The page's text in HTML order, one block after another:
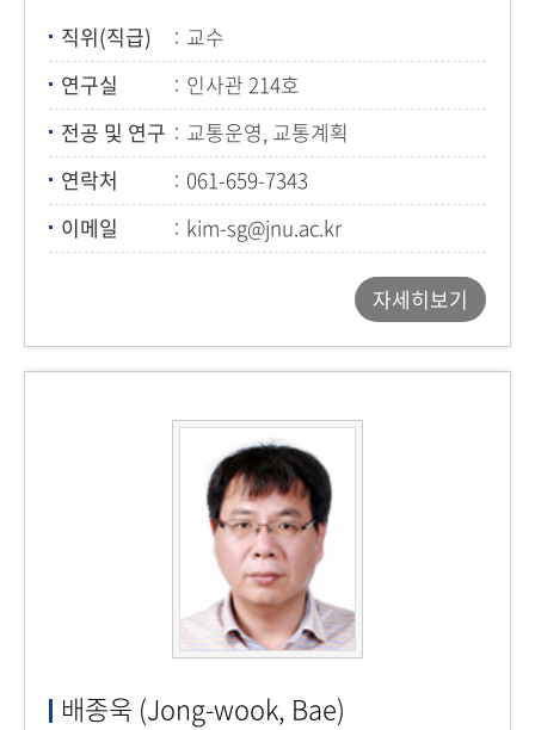
직위(직급)
교수
연구실
인사관 214호
전공 및 연구
교통운영, 교통계획
연락처
061-659-7343
이메일
kim-sg@jnu.ac.kr
자세히보기
배종욱 (Jong-wook, Bae)